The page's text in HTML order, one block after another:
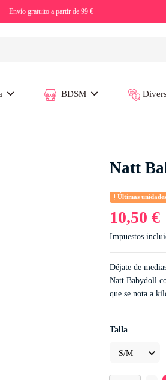
Envío gratuito a partir de 99 €
BDSM
Natt
Últimas
10,50 €
Impuestos
Déjate de
Natt Babydoll
que se nota a
Talla